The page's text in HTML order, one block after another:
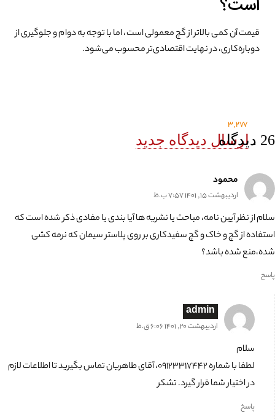
است؟
قیمت آن کمی بالاتر از گچ معمولی است، اما با توجه به دوام و جلوگیری از
دوباره‌کاری، در نهایت اقتصادی‌تر محسوب می‌شود.
3,277
26 دیدگاه
. ارسال دیدگاه جدید
محمود
اردیبهشت 15, 1401 7:57 ب.ظ
سلام از نظر آیین نامه، مباحث یا نشریه ها آیا بندی یا مفادی ذکر شده است که
استفاده از گچ و خاک و گچ سفیدکاری بر روی پلاستر سیمان که نرمه کشی
شده،منع شده باشد؟
پاسخ
admin
اردیبهشت 20, 1401 6:06 ق.ظ
سلام
لطفا با شماره ۰۹۱۲۳۳۱۷۴۴۲، آقای طاهریان تماس بگیرید تا اطلاعات لازم
در اختیار شما قرار گیرد. تشکر
پاسخ